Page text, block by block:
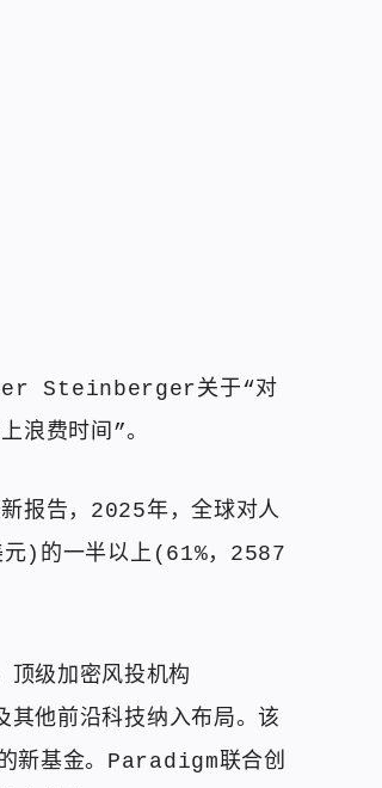
Steinberger关于“对
浪费时间”。
报告，2025年，全球对人
)的一半以上(61%，2587
顶级加密风投机构
他前沿科技纳入布局。该
新基金。Paradigm联合创